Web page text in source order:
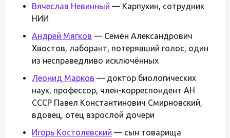
Вячеслав Невинный — Карпухин, сотрудник
НИИ
Андрей Мягков — Семён Александрович
Хвостов, лаборант, потерявший голос, один
из несправедливо исключённых
Леонид Марков — доктор биологических
наук, профессор, член-корреспондент АН
СССР Павел Константинович Смирновский,
вдовец, отец взрослой дочери
Игорь Костолевский — сын товарища